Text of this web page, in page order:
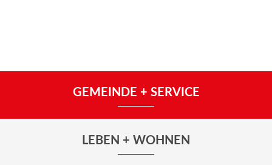
GEMEINDE + SERVICE
LEBEN + WOHNEN